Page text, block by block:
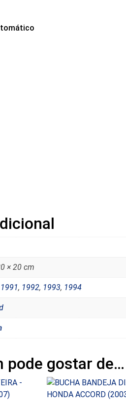
× 20 cm
1991, 1992, 1993, 1994
pode gostar de…